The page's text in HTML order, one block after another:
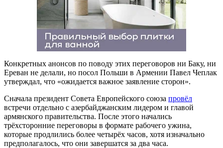
Конкретных анонсов по поводу этих переговоров ни Баку, ни
Ереван не делали, но посол Польши в Армении Павел Чеплак
утверждал, что «ожидается важное заявление сторон».
Сначала президент Совета Европейского союза провёл
встречи отдельно с азербайджанским лидером и главой
армянского правительства. После этого начались
трёхсторонние переговоры в формате рабочего ужина,
которые продлились более четырёх часов, хотя изначально
предполагалось, что они завершатся за два часа.